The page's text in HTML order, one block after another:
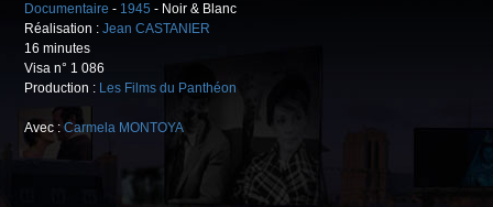
Documentaire - 1945 - Noir & Blanc
Réalisation : Jean CASTANIER
16 minutes
Visa n° 1 086
Production : Les Films du Panthéon
Avec : Carmela MONTOYA